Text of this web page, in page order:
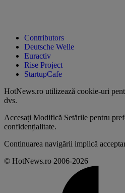
Contributors
Deutsche Welle
Euractiv
Rise Project
StartupCafe
HotNews.ro utilizează cookie-uri
dvs.
Accesați Modifică Setările pentru
confidențialitate.
Continuarea navigării implică
© HotNews.ro 2006-2026